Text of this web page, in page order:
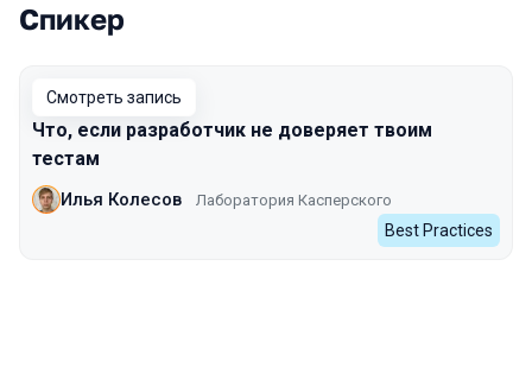
Выступления в сезоне 2023 Autumn
Спикер
Смотреть запись
Что, если разработчик не доверяет твоим
тестам
Илья Колесов Лаборатория Касперского
Best Practices